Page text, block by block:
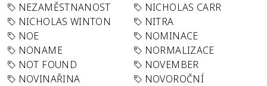
NEZAMĚSTNANOST
NICHOLAS CARR
NICHOLAS WINTON
NITRA
NOE
NOMINACE
NONAME
NORMALIZACE
NOT FOUND
NOVEMBER
NOVINAŘINA
NOVOROČNÍ